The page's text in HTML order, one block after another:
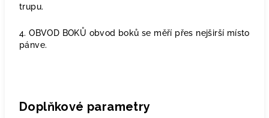
trupu.
4. OBVOD BOKŮ obvod boků se měří přes nejširší místo
pánve.
Doplňkové parametry